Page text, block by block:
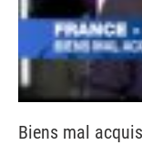
Biens mal